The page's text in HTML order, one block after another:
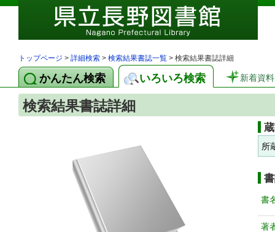
トップページ > 詳細検索 > 検索結果書誌一覧 > 検索結果書誌詳細
かんたん検索 いろいろ検索 新着資料
検索結果書誌詳細
所
書
著